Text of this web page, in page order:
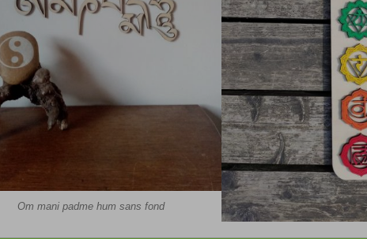
Om mani padme hum sans fond